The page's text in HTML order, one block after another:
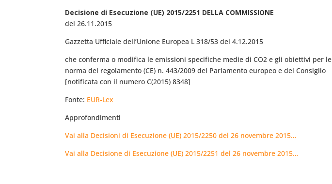
Decisione di Esecuzione (UE) 2015/2251 DELLA COMMISSIONE
del 26.11.2015
Gazzetta Ufficiale dell’Unione Europea L 318/53 del 4.12.2015
che conferma o modifica le emissioni specifiche medie di CO2 e gli obiettivi per
norma del regolamento (CE) n. 443/2009 del Parlamento europeo e del Consiglio
[notificata con il numero C(2015) 8348]
Fonte: EUR-Lex
Approfondimenti
Vai alla Decisioni di Esecuzione (UE) 2015/2250 del 26 novembre 2015…
Vai alla Decisione di Esecuzione (UE) 2015/2251 del 26 novembre 2015…